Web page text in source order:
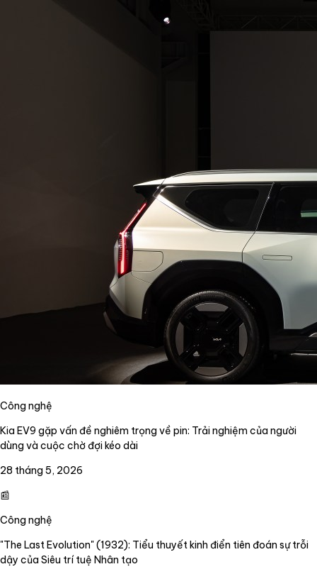
Công nghệ
Kia EV9 gặp vấn đề nghiêm trọng về pin: Trải nghiệm của người
dùng và cuộc chờ đợi kéo dài
28 tháng 5, 2026
📰
Công nghệ
"The Last Evolution" (1932): Tiểu thuyết kinh điển tiên đoán sự trỗi
dậy của Siêu trí tuệ Nhân tạo